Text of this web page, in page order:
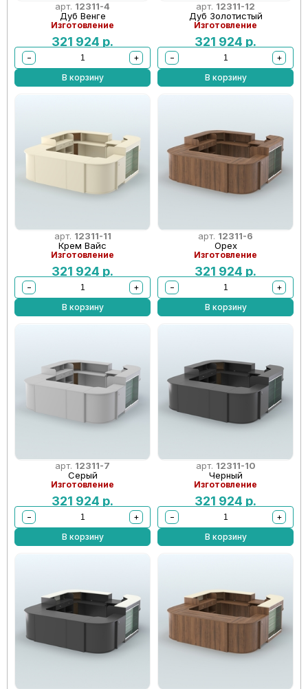
арт. 12311-4
Дуб Венге
Изготовление
321 924 р.
−
+
В корзину
арт. 12311-12
Дуб Золотистый
Изготовление
321 924 р.
−
+
В корзину
арт. 12311-11
Крем Вайс
Изготовление
321 924 р.
−
+
В корзину
арт. 12311-6
Орех
Изготовление
321 924 р.
−
+
В корзину
арт. 12311-7
Серый
Изготовление
321 924 р.
−
+
В корзину
арт. 12311-10
Черный
Изготовление
321 924 р.
−
+
В корзину